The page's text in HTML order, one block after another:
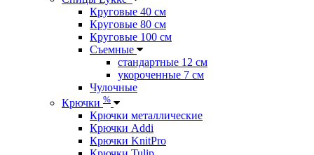
Круговые 40 см
Круговые 80 см
Круговые 100 см
Съемные
стандартные 12 см
укороченные 7 см
Чулочные
Крючки %
Крючки металлические
Крючки Addi
Крючки KnitPro